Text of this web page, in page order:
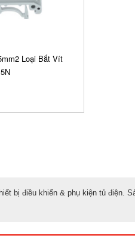
Loại Bắt Vít
bị điều khiển & phụ kiện tủ điện.